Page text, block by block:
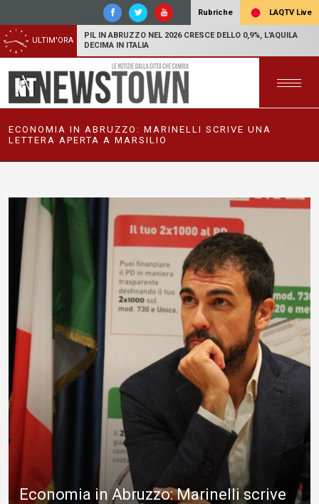
Rubriche LAQTV Live
ULTIM'ORA
PIL IN ABRUZZO NEL 2026 CRESCE DELLO 0,9%, L'AQUILA
DECIMA IN ITALIA
ECONOMIA IN ABRUZZO: MARINELLI SCRIVE UNA
LETTERA APERTA A MARSILIO
Economia in Abruzzo: Marinelli scrive